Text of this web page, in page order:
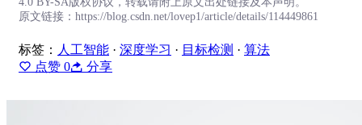
原文链接：https://blog.csdn.net/lovep1/article/details/114449861
标签： 人工智能 · 深度学习 · 目标检测 · 算法
点赞 0 分享